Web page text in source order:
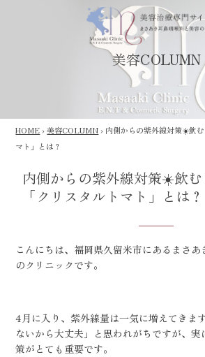
美容COLUMN
HOME › 美容COLUMN › 内側からの紫外線対策☀️飲
マト」とは？
内側からの紫外線対策☀️飲
「クリスタルトマト」とは？
こんにちは、福岡県久留米市にあるまさ
のクリニックです。
4月に入り、紫外線量は一気に増えてきま
ないから大丈夫」と思われがちですが、
策がとても重要です。